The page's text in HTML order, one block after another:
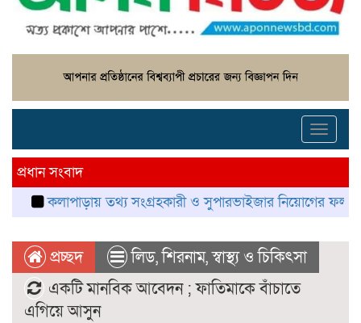
প্রধান সংবাদ
কলাপাড়ায় তথ্য সংগ্রহকারী ও সুপারভাইজার নিয়োগের ফল প্রকাশ,
প্রচ্ছদ লিড,শিরনাম,স্বাস্থ্য ও চিকিৎসা
একটি মানবিক আবেদন ; ফাতিমাকে বাঁচাতে
এগিয়ে আসুন